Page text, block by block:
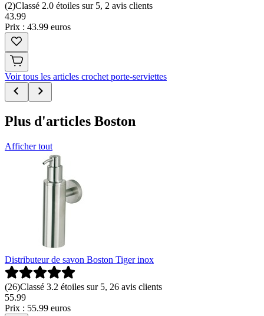
(2)Classé 2.0 étoiles sur 5, 2 avis clients
43.99
Prix : 43.99 euros
Voir tous les articles crochet porte-serviettes
Plus d'articles Boston
Afficher tout
Distributeur de savon Boston Tiger inox
(26)Classé 3.2 étoiles sur 5, 26 avis clients
55.99
Prix : 55.99 euros